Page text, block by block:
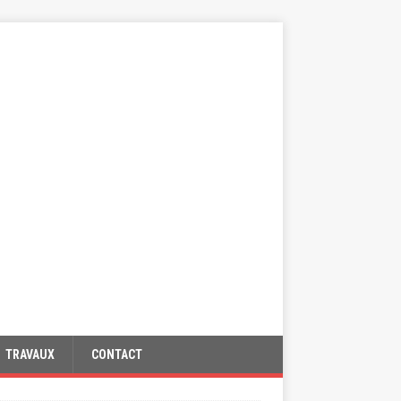
TRAVAUX CONTACT